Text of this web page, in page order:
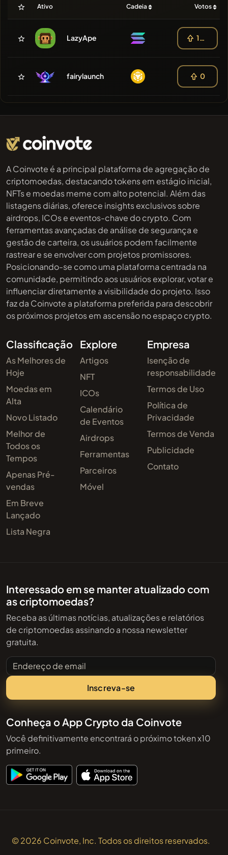
Ativo Cadeia Votos
LazyApe 100
fairylaunch 0
A Coinvote é a principal plataforma de agregação de
criptomoedas, destacando tokens em estágio inicial,
NFTs e moedas meme com alto potencial. Além das
listagens diárias, oferece insights exclusivos sobre
airdrops, ICOs e eventos-chave do crypto. Com
ferramentas avançadas de análise de segurança e
gestão de carteira, os usuários podem facilmente
rastrear e se envolver com projetos promissores.
Posicionando-se como uma plataforma centrada na
comunidade, permitindo aos usuários explorar, votar e
influenciar diretamente a visibilidade do projeto. Isso
faz da Coinvote a plataforma preferida para descobrir
os próximos projetos em ascensão no espaço crypto.
Classificação
As Melhores de
Hoje
Moedas em
Alta
Novo Listado
Melhor de
Todos os
Tempos
Apenas Pré-
vendas
Em Breve
Lançado
Lista Negra
Explore
Artigos
NFT
ICOs
Calendário
de Eventos
Airdrops
Ferramentas
Parceiros
Móvel
Empresa
Isenção de
responsabilidade
Termos de Uso
Política de
Privacidade
Termos de Venda
Publicidade
Contato
Interessado em se manter atualizado com
as criptomoedas?
Receba as últimas notícias, atualizações e relatórios
de criptomoedas assinando a nossa newsletter
gratuita.
Endereço de email
Inscreva-se
Conheça o App Crypto da Coinvote
Você definitivamente encontrará o próximo token x10
primeiro.
© 2026 Coinvote, Inc. Todos os direitos reservados.